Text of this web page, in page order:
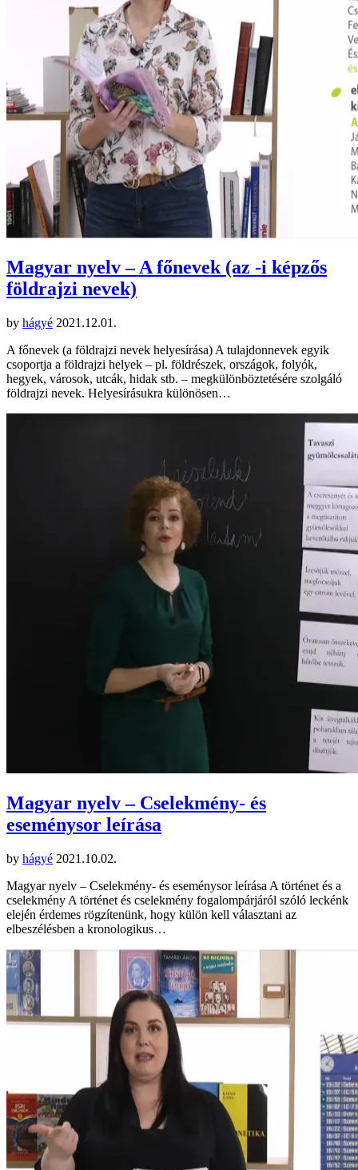
Magyar nyelv – A főnevek (az -i képzős
földrajzi nevek)
by hágyé 2021.12.01.
A főnevek (a földrajzi nevek helyesírása) A tulajdonnevek egyik
csoportja a földrajzi helyek – pl. földrészek, országok, folyók,
hegyek, városok, utcák, hidak stb. – megkülönböztetésére szolgáló
földrajzi nevek. Helyesírásukra különösen…
Magyar nyelv – Cselekmény- és
eseménysor leírása
by hágyé 2021.10.02.
Magyar nyelv – Cselekmény- és eseménysor leírása A történet és a
cselekmény A történet és cselekmény fogalompárjáról szóló leckénk
elején érdemes rögzítenünk, hogy külön kell választani az
elbeszélésben a kronologikus…